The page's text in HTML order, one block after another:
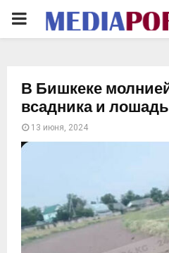
PRIMARY
В Бишкеке
всадника и лошадь
13 июня, 2024